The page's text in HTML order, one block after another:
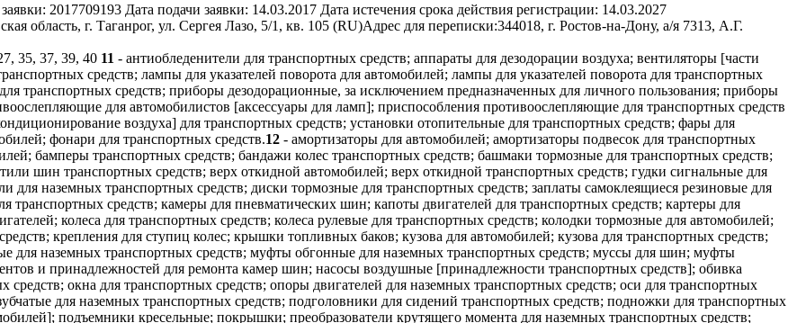
2017709193 Дата подачи заявки: 14.03.2017 Дата истечения срока действия регистрации: 14.03.2027
область, г. Таганрог, ул. Сергея Лазо, 5/1, кв. 105 (RU)Адрес для переписки:344018, г. Ростов-на-Дону, а/я 7313, А.Г.
35, 37, 39, 40 11 - антиобледенители для транспортных средств; аппараты для дезодорации воздуха; вентиляторы [части
средств; лампы для указателей поворота для автомобилей; лампы для указателей поворота для транспортных
транспортных средств; приборы дезодорационные, за исключением предназначенных для личного пользования; приборы
для автомобилистов [аксессуары для ламп]; приспособления противоослепляющие для транспортных средств
воздуха] для транспортных средств; установки отопительные для транспортных средств; фары для
фонари для транспортных средств.12 - амортизаторы для автомобилей; амортизаторы подвесок для транспортных
бамперы транспортных средств; бандажи колес транспортных средств; башмаки тормозные для транспортных средств;
шин транспортных средств; верх откидной автомобилей; верх откидной транспортных средств; гудки сигнальные для
для наземных транспортных средств; диски тормозные для транспортных средств; заплаты самоклеящиеся резиновые для
транспортных средств; камеры для пневматических шин; капоты двигателей для транспортных средств; картеры для
колеса для транспортных средств; колеса рулевые для транспортных средств; колодки тормозные для автомобилей;
крепления для ступиц колес; крышки топливных баков; кузова для автомобилей; кузова для транспортных средств;
для наземных транспортных средств; муфты обгонные для наземных транспортных средств; муссы для шин; муфты
и принадлежностей для ремонта камер шин; насосы воздушные [принадлежности транспортных средств]; обивка
средств; окна для транспортных средств; опоры двигателей для наземных транспортных средств; оси для транспортных
для наземных транспортных средств; подголовники для сидений транспортных средств; подножки для транспортных
подъемники кресельные; покрышки; преобразователи крутящего момента для наземных транспортных средств;